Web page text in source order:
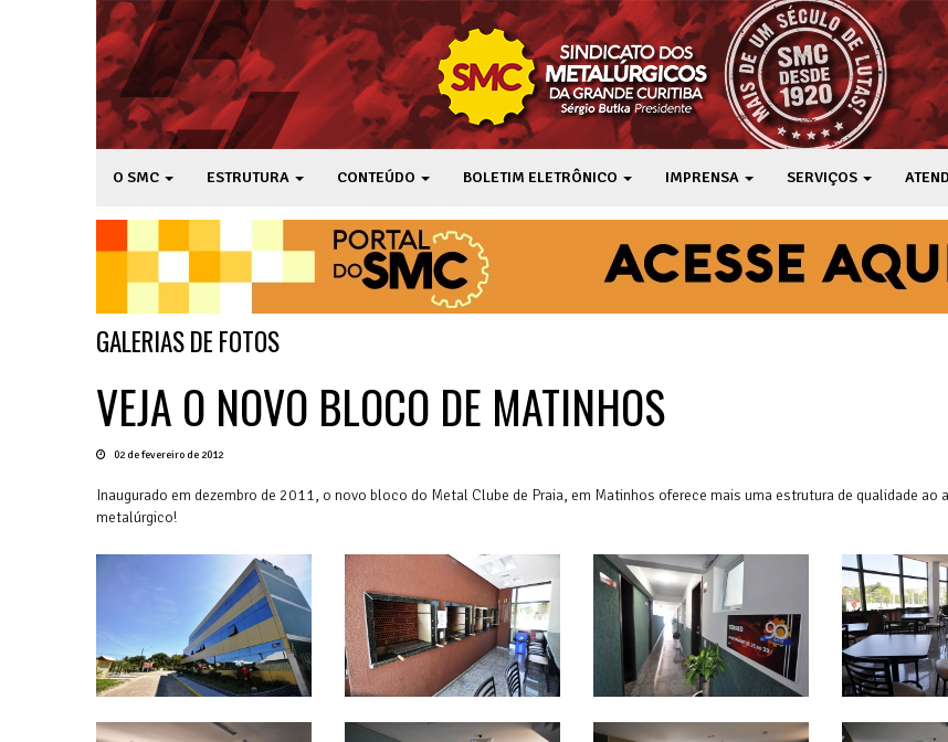
O SMC ESTRUTURA CONTEÚDO BOLETIM ELETRÔNICO IMPRENSA SERVIÇOS
GALERIAS DE FOTOS
VEJA O NOVO BLOCO DE MATINHOS
02 de fevereiro de 2012
Inaugurado em dezembro de 2011, o novo bloco do Metal Clube de Praia, em Matinhos oferece mais uma estrutura de qualidade ao
metalúrgico!